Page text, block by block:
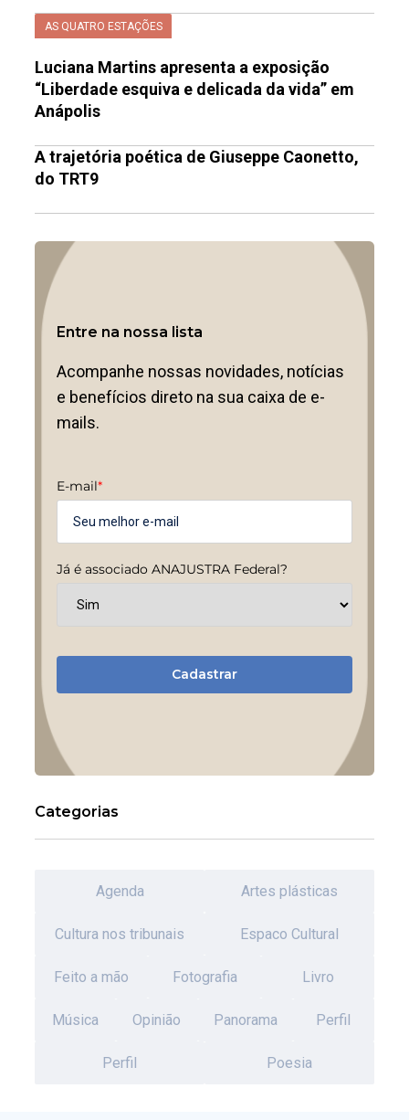
AS QUATRO ESTAÇÕES
Luciana Martins apresenta a exposição
“Liberdade esquiva e delicada da vida” em
Anápolis
A trajetória poética de Giuseppe Caonetto,
do TRT9
Entre na nossa lista
Acompanhe nossas novidades, notícias
e benefícios direto na sua caixa de e-
mails.
E-mail*
Já é associado ANAJUSTRA Federal?
Cadastrar
Categorias
Agenda Artes plásticas
Cultura nos tribunais Espaco Cultural
Feito a mão Fotografia Livro
Música Opinião Panorama Perfil
Perfil Poesia